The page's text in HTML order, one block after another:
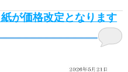
が価格改定となります